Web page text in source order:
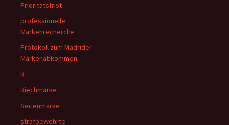
Prioritätsfrist
professionelle
Markenrecherche
Protokoll zum Madrider
Markenabkommen
R
Riechmarke
Serienmarke
strafbewehrte